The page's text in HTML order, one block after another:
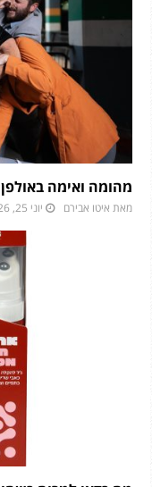
מהומה ואימה
מאת איטו אבירם יוני 25, 2026